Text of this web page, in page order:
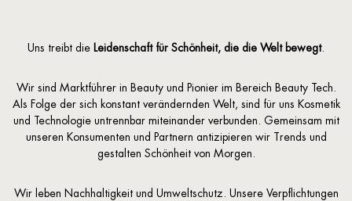
Uns treibt die Leidenschaft für Schönheit, die die Welt bewegt.
Wir sind Marktführer in Beauty und Pionier im Bereich Beauty Tech.
Als Folge der sich konstant verändernden Welt, sind für uns Kosmetik
und Technologie untrennbar miteinander verbunden. Gemeinsam mit
unseren Konsumenten und Partnern antizipieren wir Trends und
gestalten Schönheit von Morgen.
Wir leben Nachhaltigkeit und Umweltschutz. Unsere Verpflichtungen